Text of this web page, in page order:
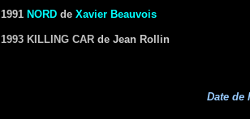
1991 NORD de Xavier Beauvois
1993 KILLING CAR de Jean Rollin
Date de